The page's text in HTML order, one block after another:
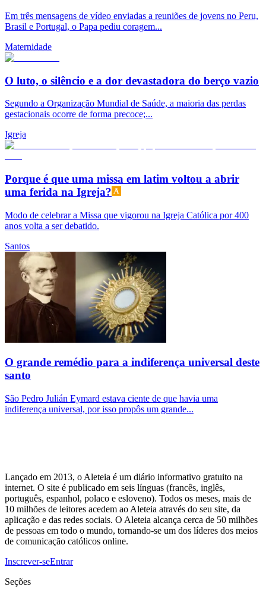
Em três mensagens de vídeo enviadas a reuniões de jovens no Peru,
Brasil e Portugal, o Papa pediu coragem...
Maternidade
O luto, o silêncio e a dor devastadora do berço vazio
Segundo a Organização Mundial de Saúde, a maioria das perdas
gestacionais ocorre de forma precoce;...
Igreja
Porque é que uma missa em latim voltou a abrir
uma ferida na Igreja?
Modo de celebrar a Missa que vigorou na Igreja Católica por 400
anos volta a ser debatido.
Santos
O grande remédio para a indiferença universal deste
santo
São Pedro Julián Eymard estava ciente de que havia uma
indiferença universal, por isso propôs um grande...
Lançado em 2013, o Aleteia é um diário informativo gratuito na
internet. O site é publicado em seis línguas (francês, inglês,
português, espanhol, polaco e esloveno). Todos os meses, mais de
10 milhões de leitores acedem ao Aleteia através do seu site, da
aplicação e das redes sociais. O Aleteia alcança cerca de 50 milhões
de pessoas em todo o mundo, tornando-se um dos líderes dos meios
de comunicação católicos online.
Inscrever-seEntrar
Seções